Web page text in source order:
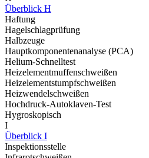
Überblick H
Haftung
Hagelschlagprüfung
Halbzeuge
Hauptkomponentenanalyse (PCA)
Helium-Schnelltest
Heizelementmuffenschweißen
Heizelementstumpfschweißen
Heizwendelschweißen
Hochdruck-Autoklaven-Test
Hygroskopisch
I
Überblick I
Inspektionsstelle